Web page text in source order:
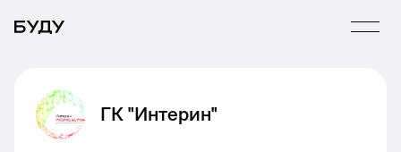
ГК "Интерин"